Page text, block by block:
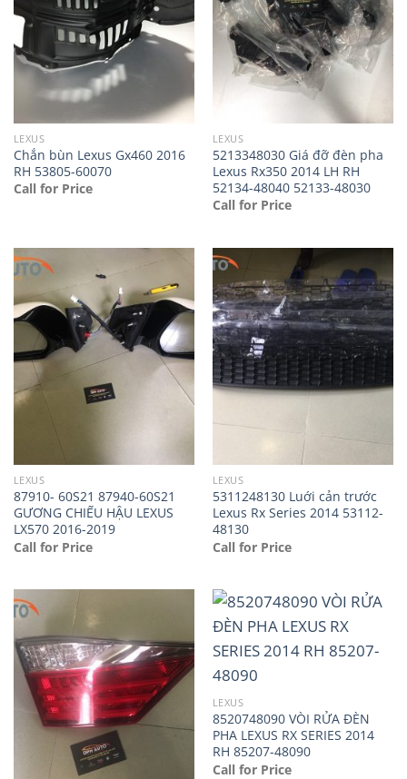
LEXUS
Chắn bùn Lexus Gx460 2016
RH 53805-60070
Call for Price
LEXUS
5213348030 Giá đỡ đèn pha
Lexus Rx350 2014 LH RH
52134-48040 52133-48030
Call for Price
LEXUS
87910- 60S21 87940-60S21
GƯƠNG CHIẾU HẬU LEXUS
LX570 2016-2019
Call for Price
LEXUS
5311248130 Luới cản trước
Lexus Rx Series 2014 53112-
48130
Call for Price
LEXUS
8520748090 VÒI RỬA ĐÈN
PHA LEXUS RX SERIES 2014
RH 85207-48090
Call for Price